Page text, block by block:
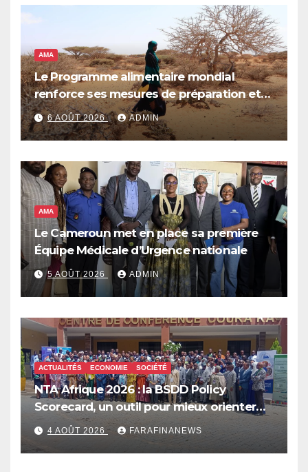
AMA
Le Programme alimentaire mondial
renforce ses mesures de préparation et
de réponse face à la menace d’El Niño,
qui pourrait plonger des dizaines de
millions de personnes dans l’insécurité
alimentaire aiguë
6 AOÛT 2026 ADMIN
AMA
Le Cameroun met en place sa première
Équipe Médicale d’Urgence nationale
5 AOÛT 2026 ADMIN
ACTUALITÉS ECONOMIE SOCIÉTÉ
NTA Afrique 2026 : la BSDD Policy
Scorecard, un outil pour mieux orienter
les dépenses publiques
4 AOÛT 2026 FARAFINANEWS